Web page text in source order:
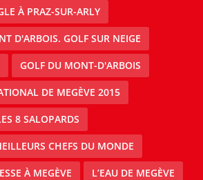
À PRAZ-SUR-ARLY
D'ARBOIS. GOLF SUR NEIGE
GOLF DU MONT-D'ARBOIS
DE MEGÈVE 2015
8 SALOPARDS
CHEFS DU MONDE
À MEGÈVE L’EAU DE MEGÈVE